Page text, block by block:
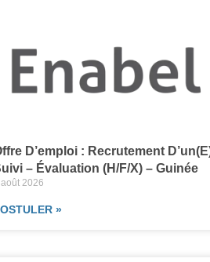
D’emploi : Recrutement
– Évaluation (H/F/X) – Guinée
2026
»